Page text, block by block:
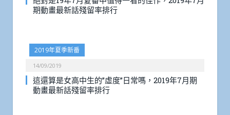
期動畫最新話殘留率排行
2019年夏季新番
14/09/2019
這還算是女高中生的”虛度”日常嗎，2019年7月期
動畫最新話殘留率排行